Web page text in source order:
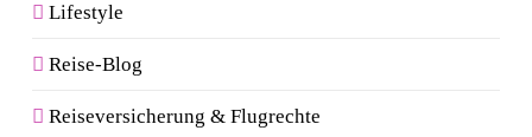
Lifestyle
Reise-Blog
Reiseversicherung & Flugrechte